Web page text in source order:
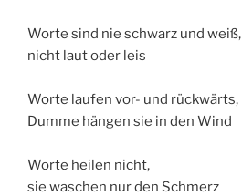
Worte sind nie schwarz und weiß,
nicht laut oder leis
Worte laufen vor- und rückwärts,
Dumme hängen sie in den Wind
Worte heilen nicht,
sie waschen nur den Schmerz